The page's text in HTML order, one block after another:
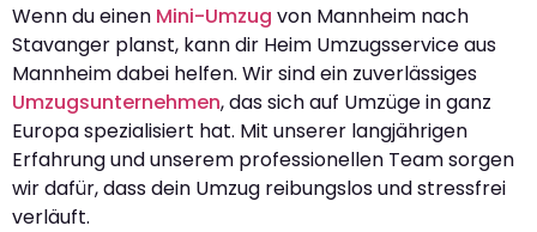
Wenn du einen Mini-Umzug von Mannheim nach
Stavanger planst, kann dir Heim Umzugsservice aus
Mannheim dabei helfen. Wir sind ein zuverlässiges
Umzugsunternehmen, das sich auf Umzüge in ganz
Europa spezialisiert hat. Mit unserer langjährigen
Erfahrung und unserem professionellen Team sorgen
wir dafür, dass dein Umzug reibungslos und stressfrei
verläuft.